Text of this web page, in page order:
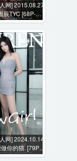
网] 2015.08.27
辰TYC [68P-
网] 2024.10.14
你的猫. [79P-